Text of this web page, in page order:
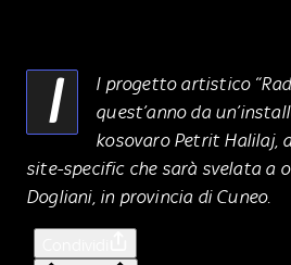
I
l progetto artistico
quest’anno da
kosovaro Petrit Halilaj,
site-specific che sarà svelata a
Dogliani, in provincia di Cuneo.